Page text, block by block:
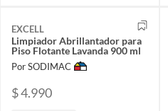
EXCELL
Limpiador Abrillantador para
Piso Flotante Lavanda 900 ml
Por SODIMAC
$ 4.990